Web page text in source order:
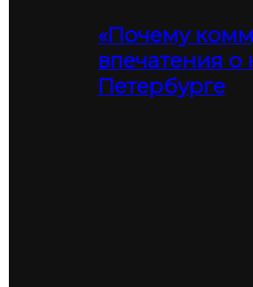
«Почему
впечатения о
Петербурге